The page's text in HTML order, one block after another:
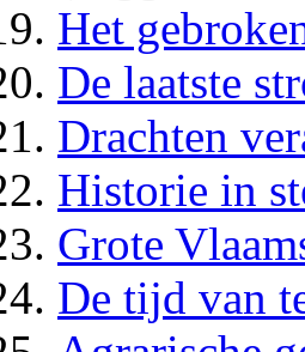
Het
De laatste
Drachten
Historie in
Grote
De tijd van